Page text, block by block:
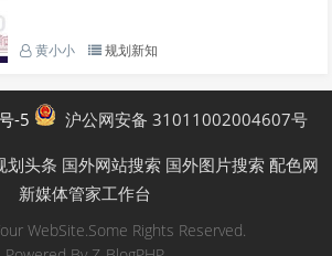
黄小小 规划新知
-5 沪公网安备 31011002004607号
划头条 国外网站搜索 国外图片搜索 配色网
新媒体管家工作台
WebSite.Some Rights Reserved.